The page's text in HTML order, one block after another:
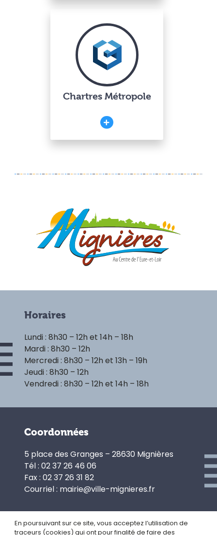
Chartres Métropole
Horaires
Lundi : 8h30 – 12h et 14h – 18h
Mardi : 8h30 – 12h
Mercredi : 8h30 – 12h et 13h – 19h
Jeudi : 8h30 – 12h
Vendredi : 8h30 – 12h et 14h – 18h
Coordonnées
5 place des Granges – 28630 Mignières
Tél : 02 37 26 46 06
Fax : 02 37 26 31 82
Courriel : mairie@ville-mignieres.fr
Politique de confidentialité
En poursuivant sur ce site, vous acceptez l’utilisation de
traceurs (cookies) qui ont pour finalité de faire des